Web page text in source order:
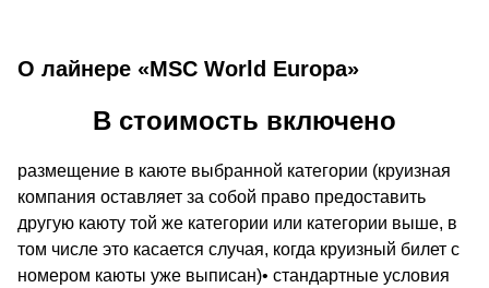
О лайнере «MSC World Europa»
В стоимость включено
размещение в каюте выбранной категории (круизная
компания оставляет за собой право предоставить
другую каюту той же категории или категории выше, в
том числе это касается случая, когда круизный билет с
номером каюты уже выписан)• стандартные условия